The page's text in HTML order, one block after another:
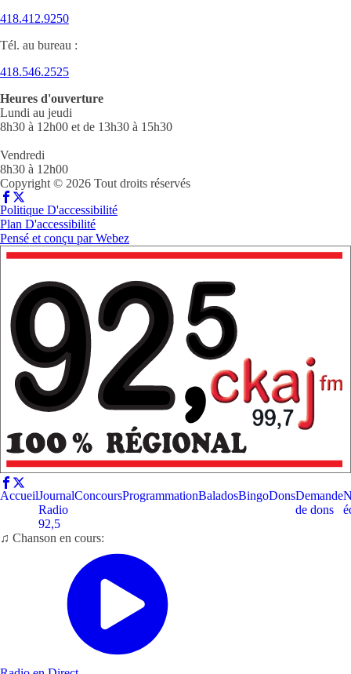
418.412.9250
Tél. au bureau :
418.546.2525
Heures d'ouverture
Lundi au jeudi
8h30 à 12h00 et de 13h30 à 15h30
Vendredi
8h30 à 12h00
Copyright © 2026 Tout droits réservés
Politique D'accessibilité
Plan D'accessibilité
Pensé et conçu parWebez
AccueilJournal
Radio
92,5
ConcoursProgrammationBaladosBingoDonsDemande
de dons
♫ Chanson en cours: